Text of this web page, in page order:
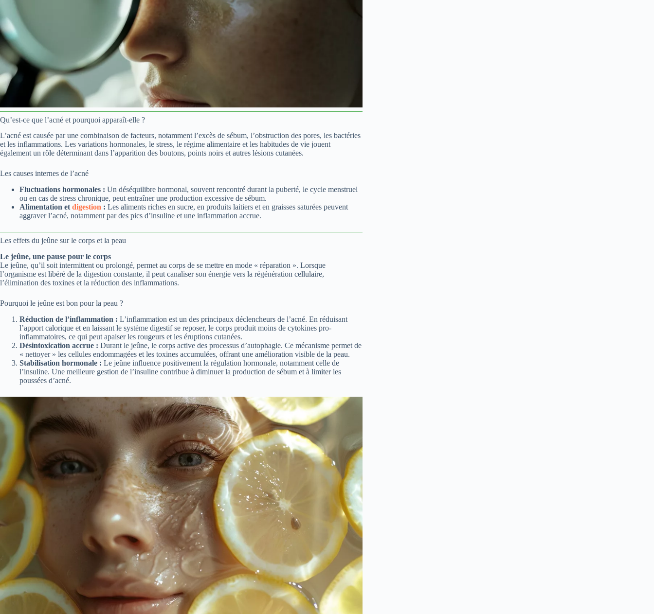
Qu’est-ce que l’acné et pourquoi apparaît-elle ?
L’acné est causée par une combinaison de facteurs, notamment l’excès de sébum, l’obstruction des pores, les bactéries
et les inflammations. Les variations hormonales, le stress, le régime alimentaire et les habitudes de vie jouent
également un rôle déterminant dans l’apparition des boutons, points noirs et autres lésions cutanées.
Les causes internes de l’acné
Fluctuations hormonales : Un déséquilibre hormonal, souvent rencontré durant la puberté, le cycle menstruel
ou en cas de stress chronique, peut entraîner une production excessive de sébum.
Alimentation et digestion : Les aliments riches en sucre, en produits laitiers et en graisses saturées peuvent
aggraver l’acné, notamment par des pics d’insuline et une inflammation accrue.
Les effets du jeûne sur le corps et la peau
Le jeûne, une pause pour le corps
Le jeûne, qu’il soit intermittent ou prolongé, permet au corps de se mettre en mode « réparation ». Lorsque
l’organisme est libéré de la digestion constante, il peut canaliser son énergie vers la régénération cellulaire,
l’élimination des toxines et la réduction des inflammations.
Pourquoi le jeûne est bon pour la peau ?
Réduction de l’inflammation : L’inflammation est un des principaux déclencheurs de l’acné. En réduisant
l’apport calorique et en laissant le système digestif se reposer, le corps produit moins de cytokines pro-
inflammatoires, ce qui peut apaiser les rougeurs et les éruptions cutanées.
Désintoxication accrue : Durant le jeûne, le corps active des processus d’autophagie. Ce mécanisme permet de
« nettoyer » les cellules endommagées et les toxines accumulées, offrant une amélioration visible de la peau.
Stabilisation hormonale : Le jeûne influence positivement la régulation hormonale, notamment celle de
l’insuline. Une meilleure gestion de l’insuline contribue à diminuer la production de sébum et à limiter les
poussées d’acné.